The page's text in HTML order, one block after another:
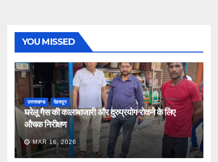
YOU MISSED
उत्तराखण्ड देहरादून
घरेलू गैस की कालाबाजारी और दुरुप्रयोग रोकने के लिए
औचक निरीक्षण
MAR 16, 2026